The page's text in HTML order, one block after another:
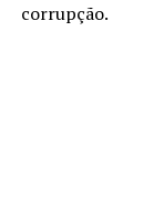
corrupção.